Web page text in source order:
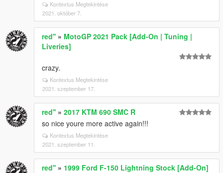
Kontextus Megtekintése
2021. október 7.
red'' » MotoGP 2021 Pack [Add-On | Tuning |
Liveries]
crazy.
Kontextus Megtekintése
2021. szeptember 17.
red'' » 2017 KTM 690 SMC R
so nice youre more active again!!!
Kontextus Megtekintése
2021. szeptember 11.
red'' » 1999 Ford F-150 Lightning Stock [Add-On]